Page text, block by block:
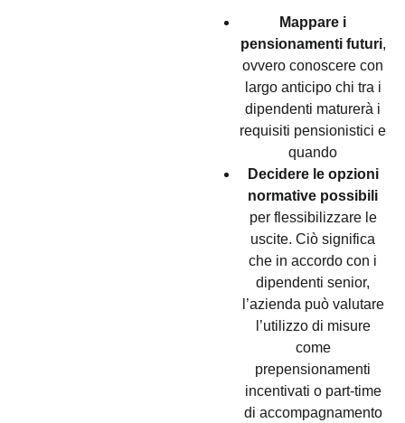
Mappare i
pensionamenti futuri,
ovvero conoscere con
largo anticipo chi tra i
dipendenti maturerà i
requisiti pensionistici e
quando
Decidere le opzioni
normative possibili
per flessibilizzare le
uscite. Ciò significa
che in accordo con i
dipendenti senior,
l’azienda può valutare
l’utilizzo di misure
come
prepensionamenti
incentivati o part-time
di accompagnamento